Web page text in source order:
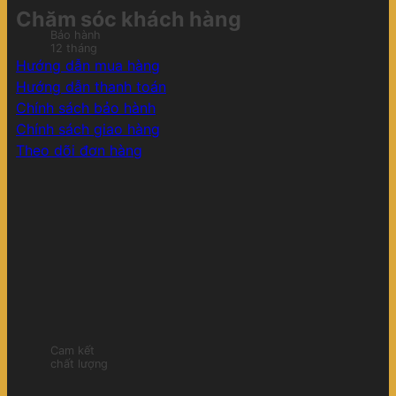
Bảo hành
12 tháng
Cam kết
chất lượng
Chăm sóc khách hàng
Hướng dẫn mua hàng
Hướng dẫn thanh toán
Chính sách bảo hành
Chính sách giao hàng
Theo dõi đơn hàng